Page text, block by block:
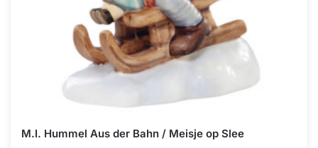
M.I. Hummel Aus der Bahn / Meisje op Slee